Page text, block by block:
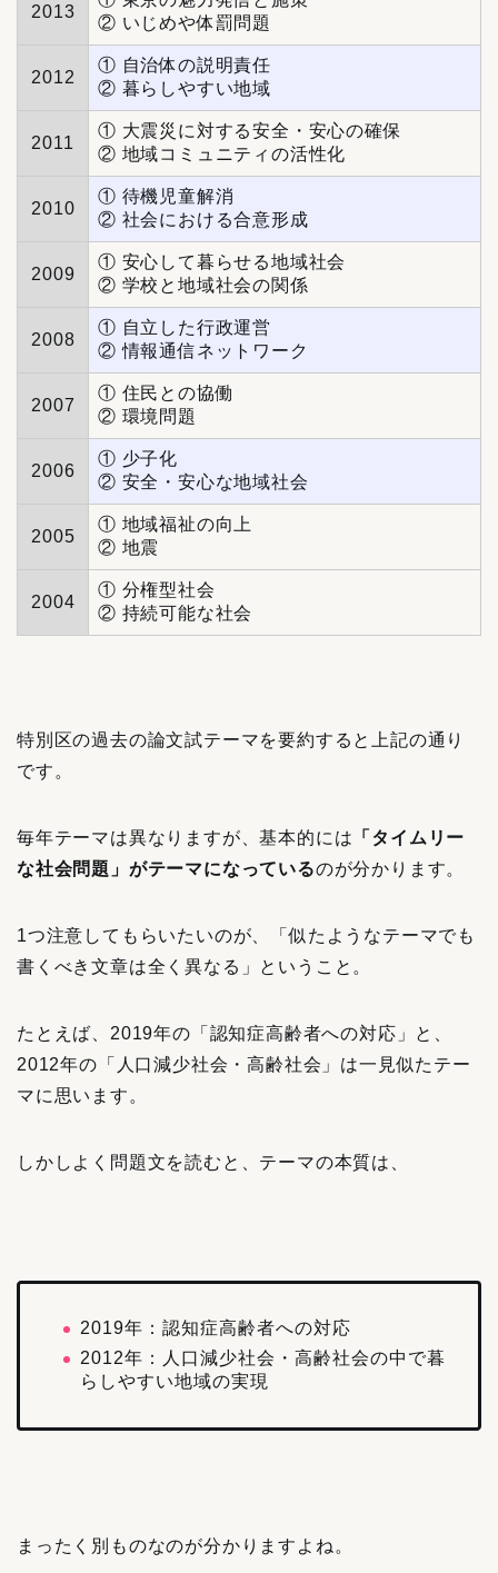
2013
② いじめや体罰問題
2012
① 自治体の説明責任
② 暮らしやすい地域
2011
① 大震災に対する安全・安心の確保
② 地域コミュニティの活性化
2010
① 待機児童解消
② 社会における合意形成
2009
① 安心して暮らせる地域社会
② 学校と地域社会の関係
2008
① 自立した行政運営
② 情報通信ネットワーク
2007
① 住民との協働
② 環境問題
2006
① 少子化
② 安全・安心な地域社会
2005
① 地域福祉の向上
② 地震
2004
① 分権型社会
② 持続可能な社会
特別区の過去の論文試テーマを要約すると上記の通り
です。
毎年テーマは異なりますが、基本的には 「タイムリー
な社会問題」がテーマになっているのが分かります。
1つ注意してもらいたいのが、「似たようなテーマでも
書くべき文章は全く異なる」ということ。
たとえば、2019年の「認知症高齢者への対応」と、
2012年の「人口減少社会・高齢社会」は一見似たテー
マに思います。
しかしよく問題文を読むと、テーマの本質は、
2019年：認知症高齢者への対応
2012年：人口減少社会・高齢社会の中で暮
らしやすい地域の実現
まったく別ものなのが分かりますよね。